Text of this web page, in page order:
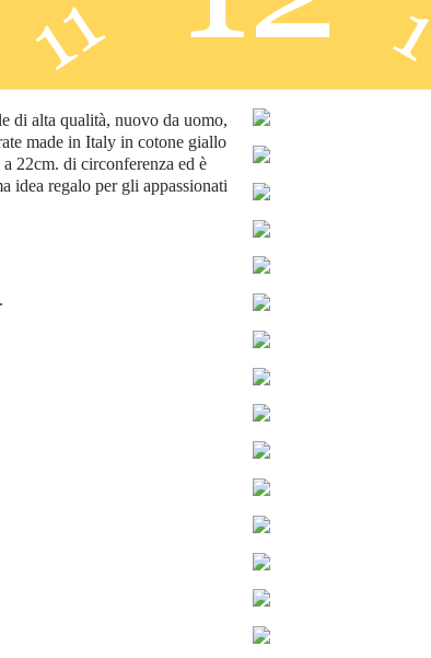
di alta qualità, nuovo da uomo,
made in Italy in cotone giallo
22cm. di circonferenza ed è
idea regalo per gli appassionati